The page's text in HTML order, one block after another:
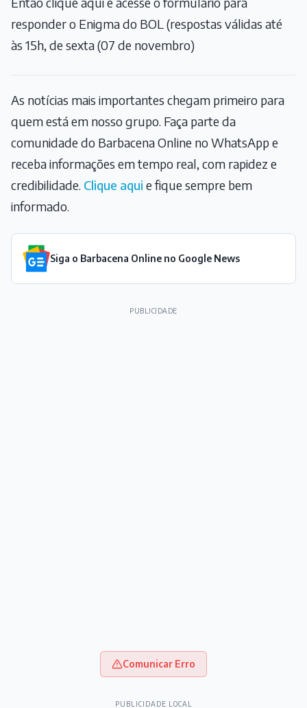
responder o Enigma do BOL (respostas válidas até
às 15h, de sexta (07 de novembro)
As notícias mais importantes chegam primeiro para
quem está em nosso grupo. Faça parte da
comunidade do Barbacena Online no WhatsApp e
receba informações em tempo real, com rapidez e
credibilidade. Clique aqui e fique sempre bem
informado.
Siga o Barbacena Online no Google News
PUBLICIDADE
Comunicar Erro
PUBLICIDADE LOCAL